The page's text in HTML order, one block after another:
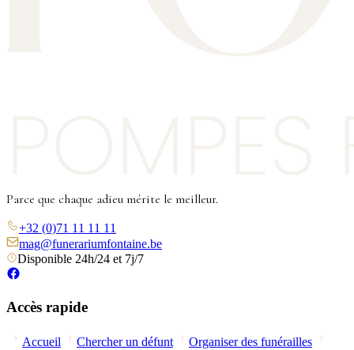
Parce que chaque adieu mérite le meilleur.
+32 (0)71 11 11 11
mag@funerariumfontaine.be
Disponible 24h/24 et 7j/7
Accès rapide
Accueil Chercher un défunt
Organiser des funérailles